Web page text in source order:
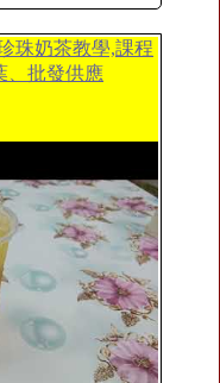
珠奶茶教學,課程
、批發供應